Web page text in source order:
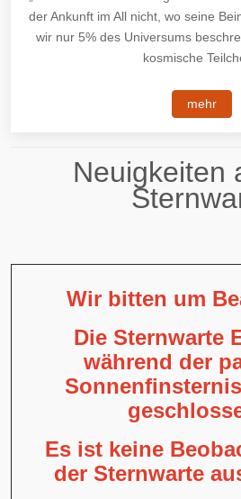
der Ankunft im All nicht, wo seine
wir nur 5% des Universums
kosmische
mehr
Neuigkeiten
Wir bitten um
Die Sternwarte
während der
Es ist keine
der Sternwarte